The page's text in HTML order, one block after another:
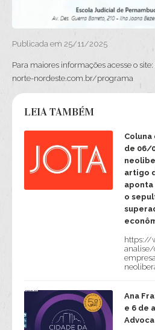
Publicada em 25/11/2025
Para maiores informações acesse o
norte-nordeste.com.br/programa
LEIA TAMBÉM
Coluna
de 06/
artigo
aponta
o
https://
Ana
e 6 de